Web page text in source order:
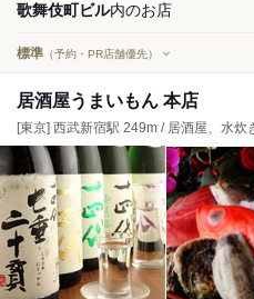
歌舞伎町ビル内のお店
標準 （予約・PR店舗優先）
居酒屋うまいもん 本店
[東京] 西武新宿駅 249m / 居酒屋、水炊